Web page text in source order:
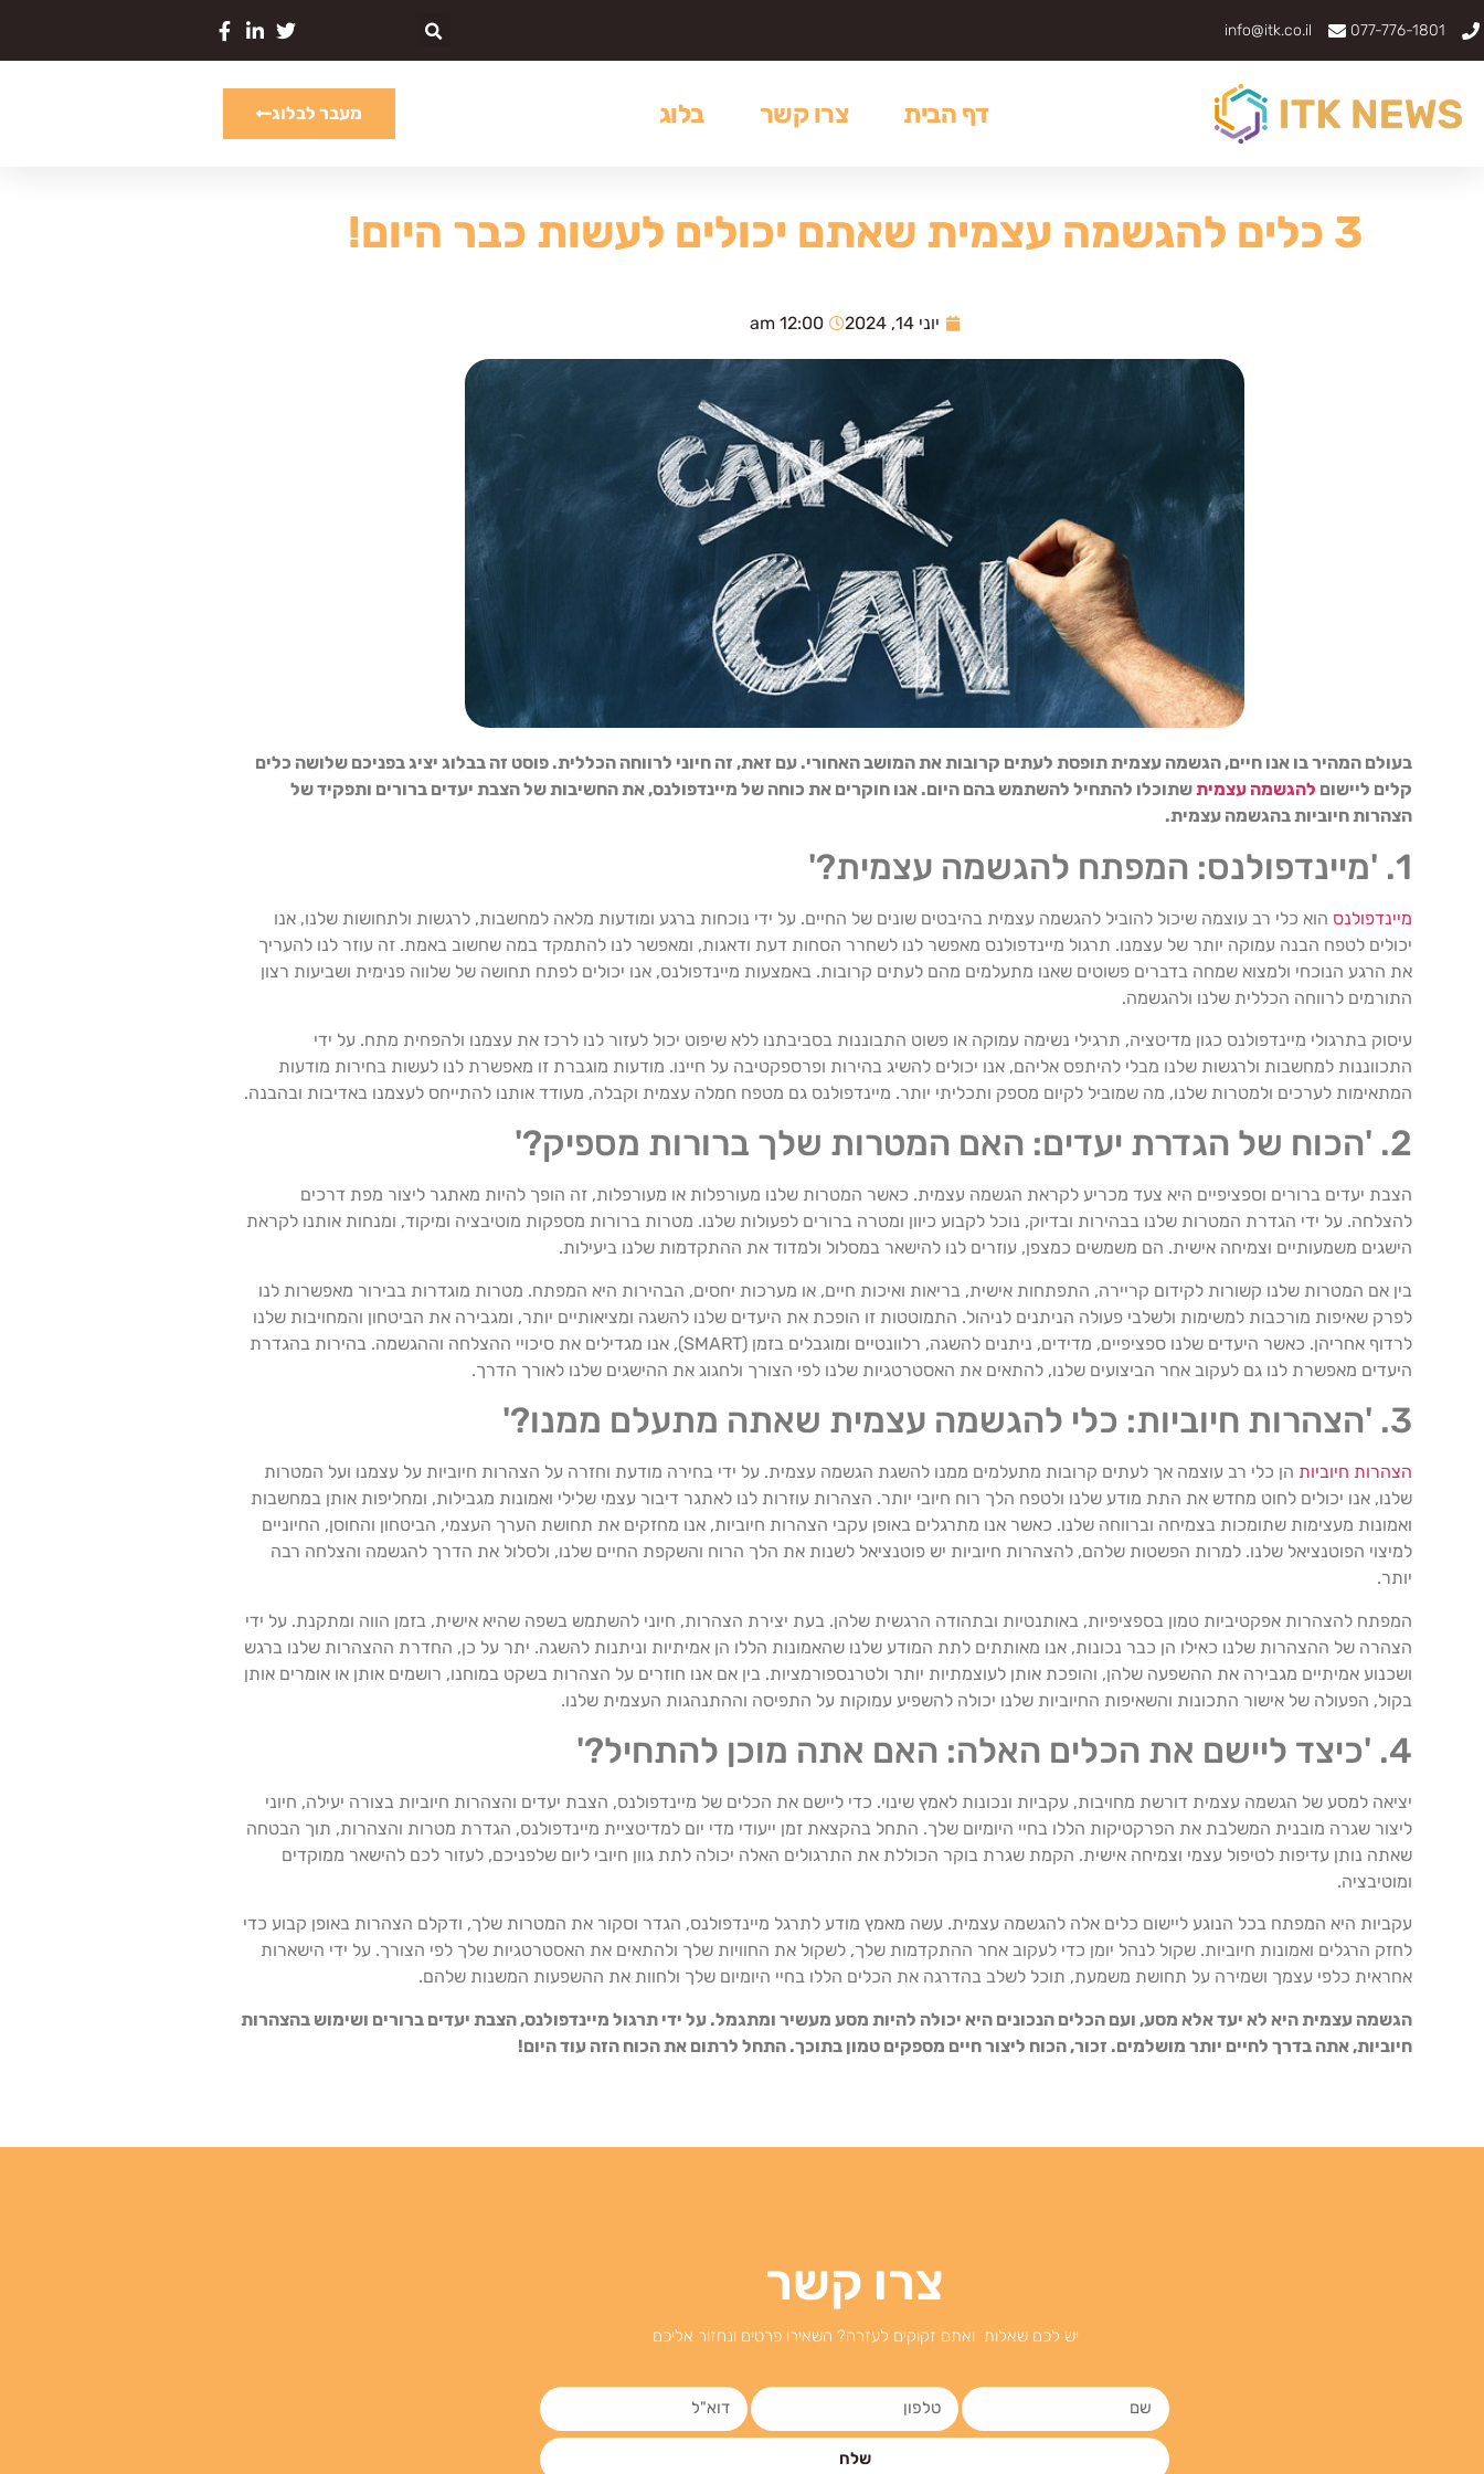
077-776-1801
info@itk.co.il
דף הבית צרו קשר בלוג מעבר לבלוג
3 כלים להגשמה עצמית שאתם יכולים לעשות כבר היום!
יוני 14, 2024 12:00 am
בעולם המהיר בו אנו חיים, הגשמה עצמית תופסת לעתים קרובות את המושב האחורי. עם זאת, זה חיוני לרווחה הכללית. פוסט זה בבלוג יציג בפניכם שלושה כלים
קלים ליישום להגשמה עצמיתשתוכלו להתחיל להשתמש בהם היום. אנו חוקרים את כוחה של מיינדפולנס, את החשיבות של הצבת יעדים ברורים ותפקיד של
הצהרות חיוביות בהגשמה עצמית.
1. 'מיינדפולנס: המפתח להגשמה עצמית?'
מיינדפולנס הוא כלי רב עוצמה שיכול להוביל להגשמה עצמית בהיבטים שונים של החיים. על ידי נוכחות ברגע ומודעות מלאה למחשבות, לרגשות ולתחושות שלנו, אנו
יכולים לטפח הבנה עמוקה יותר של עצמנו. תרגול מיינדפולנס מאפשר לנו לשחרר הסחות דעת ודאגות, ומאפשר לנו להתמקד במה שחשוב באמת. זה עוזר לנו להעריך
את הרגע הנוכחי ולמצוא שמחה בדברים פשוטים שאנו מתעלמים מהם לעתים קרובות. באמצעות מיינדפולנס, אנו יכולים לפתח תחושה של שלווה פנימית ושביעות רצון
התורמים לרווחה הכללית שלנו ולהגשמה.
עיסוק בתרגולי מיינדפולנס כגון מדיטציה, תרגילי נשימה עמוקה או פשוט התבוננות בסביבתנו ללא שיפוט יכול לעזור לנו לרכז את עצמנו ולהפחית מתח. על ידי
התכווננות למחשבות ולרגשות שלנו מבלי להיתפס אליהם, אנו יכולים להשיג בהירות ופרספקטיבה על חיינו. מודעות מוגברת זו מאפשרת לנו לעשות בחירות מודעות
המתאימות לערכים ולמטרות שלנו, מה שמוביל לקיום מספק ותכליתי יותר. מיינדפולנס גם מטפח חמלה עצמית וקבלה, מעודד אותנו להתייחס לעצמנו באדיבות ובהבנה.
2. 'הכוח של הגדרת יעדים: האם המטרות שלך ברורות מספיק?'
הצבת יעדים ברורים וספציפיים היא צעד מכריע לקראת הגשמה עצמית. כאשר המטרות שלנו מעורפלות או מעורפלות, זה הופך להיות מאתגר ליצור מפת דרכים
להצלחה. על ידי הגדרת המטרות שלנו בבהירות ובדיוק, נוכל לקבוע כיוון ומטרה ברורים לפעולות שלנו. מטרות ברורות מספקות מוטיבציה ומיקוד, ומנחות אותנו לקראת
הישגים משמעותיים וצמיחה אישית. הם משמשים כמצפן, עוזרים לנו להישאר במסלול ולמדוד את ההתקדמות שלנו ביעילות.
בין אם המטרות שלנו קשורות לקידום קריירה, התפתחות אישית, בריאות ואיכות חיים, או מערכות יחסים, הבהירות היא המפתח. מטרות מוגדרות בבירור מאפשרות לנו
לפרק שאיפות מורכבות למשימות ולשלבי פעולה הניתנים לניהול. התמוטטות זו הופכת את היעדים שלנו להשגה ומציאותיים יותר, ומגבירה את הביטחון והמחויבות שלנו
לרדוף אחריהן. כאשר היעדים שלנו ספציפיים, מדידים, ניתנים להשגה, רלוונטיים ומוגבלים בזמן (SMART), אנו מגדילים את סיכויי ההצלחה וההגשמה. בהירות בהגדרת
היעדים מאפשרת לנו גם לעקוב אחר הביצועים שלנו, להתאים את האסטרטגיות שלנו לפי הצורך ולחגוג את ההישגים שלנו לאורך הדרך.
3. 'הצהרות חיוביות: כלי להגשמה עצמית שאתה מתעלם ממנו?'
הצהרות חיוביות הן כלי רב עוצמה אך לעתים קרובות מתעלמים ממנו להשגת הגשמה עצמית. על ידי בחירה מודעת וחזרה על הצהרות חיוביות על עצמנו ועל המטרות
שלנו, אנו יכולים לחוט מחדש את התת מודע שלנו ולטפח הלך רוח חיובי יותר. הצהרות עוזרות לנו לאתגר דיבור עצמי שלילי ואמונות מגבילות, ומחליפות אותן במחשבות
ואמונות מעצימות שתומכות בצמיחה וברווחה שלנו. כאשר אנו מתרגלים באופן עקבי הצהרות חיוביות, אנו מחזקים את תחושת הערך העצמי, הביטחון והחוסן, החיוניים
למיצוי הפוטנציאל שלנו. למרות הפשטות שלהם, להצהרות חיוביות יש פוטנציאל לשנות את הלך הרוח והשקפת החיים שלנו, ולסלול את הדרך להגשמה והצלחה רבה
יותר.
המפתח להצהרות אפקטיביות טמון בספציפיות, באותנטיות ובתהודה הרגשית שלהן. בעת יצירת הצהרות, חיוני להשתמש בשפה שהיא אישית, בזמן הווה ומתקנת. על ידי
הצהרה של ההצהרות שלנו כאילו הן כבר נכונות, אנו מאותתים לתת המודע שלנו שהאמונות הללו הן אמיתיות וניתנות להשגה. יתר על כן, החדרת ההצהרות שלנו ברגש
ושכנוע אמיתיים מגבירה את ההשפעה שלהן, והופכת אותן לעוצמתיות יותר ולטרנספורמציות. בין אם אנו חוזרים על הצהרות בשקט במוחנו, רושמים אותן או אומרים אותן
בקול, הפעולה של אישור התכונות והשאיפות החיוביות שלנו יכולה להשפיע עמוקות על התפיסה וההתנהגות העצמית שלנו.
4. 'כיצד ליישם את הכלים האלה: האם אתה מוכן להתחיל?'
יציאה למסע של הגשמה עצמית דורשת מחויבות, עקביות ונכונות לאמץ שינוי. כדי ליישם את הכלים של מיינדפולנס, הצבת יעדים והצהרות חיוביות בצורה יעילה, חיוני
ליצור שגרה מובנית המשלבת את הפרקטיקות הללו בחיי היומיום שלך. התחל בהקצאת זמן ייעודי מדי יום למדיטציית מיינדפולנס, הגדרת מטרות והצהרות, תוך הבטחה
שאתה נותן עדיפות לטיפול עצמי וצמיחה אישית. הקמת שגרת בוקר הכוללת את התרגולים האלה יכולה לתת גוון חיובי ליום שלפניכם, לעזור לכם להישאר ממוקדים
ומוטיבציה.
עקביות היא המפתח בכל הנוגע ליישום כלים אלה להגשמה עצמית. עשה מאמץ מודע לתרגל מיינדפולנס, הגדר וסקור את המטרות שלך, ודקלם הצהרות באופן קבוע כדי
לחזק הרגלים ואמונות חיוביות. שקול לנהל יומן כדי לעקוב אחר ההתקדמות שלך, לשקול את החוויות שלך ולהתאים את האסטרטגיות שלך לפי הצורך. על ידי הישארות
אחראית כלפי עצמך ושמירה על תחושת משמעת, תוכל לשלב בהדרגה את הכלים הללו בחיי היומיום שלך ולחוות את ההשפעות המשנות שלהם.
הגשמה עצמית היא לא יעד אלא מסע, ועם הכלים הנכונים היא יכולה להיות מסע מעשיר ומתגמל. על ידי תרגול מיינדפולנס, הצבת יעדים ברורים ושימוש בהצהרות
חיוביות, אתה בדרך לחיים יותר מושלמים. זכור, הכוח ליצור חיים מספקים טמון בתוכך. התחל לרתום את הכוח הזה עוד היום!
צרו קשר
יש לכם שאלות ואתם זקוקים לעזרה? השאירו פרטים ונחזור אליכם
שלח